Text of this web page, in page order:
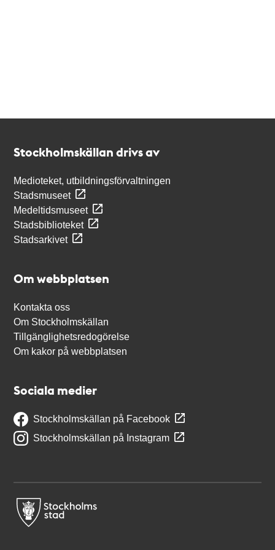
Stockholmskällan drivs av
Medioteket, utbildningsförvaltningen
Stadsmuseet
Medeltidsmuseet
Stadsbiblioteket
Stadsarkivet
Om webbplatsen
Kontakta oss
Om Stockholmskällan
Tillgänglighetsredogörelse
Om kakor på webbplatsen
Sociala medier
Stockholmskällan på Facebook
Stockholmskällan på Instagram